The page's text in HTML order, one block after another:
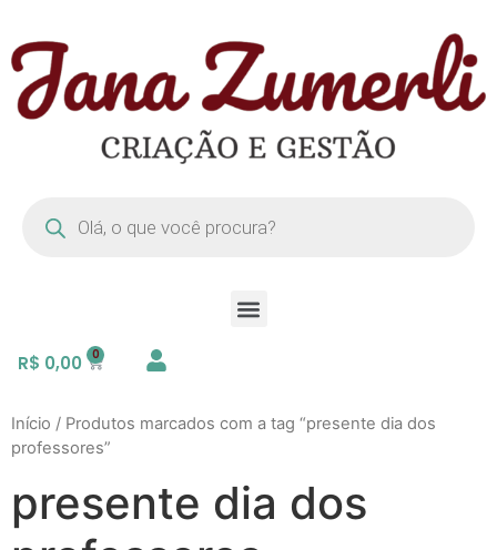
R$ 0,00
Início / Produtos marcados com a tag “presente dia dos
professores”
presente dia dos